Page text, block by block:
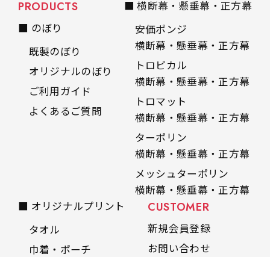
PRODUCTS
■ のぼり
既製のぼり
オリジナルのぼり
ご利用ガイド
よくあるご質問
■ 横断幕・懸垂幕・正方幕
安価ポンジ
横断幕・懸垂幕・正方幕
トロピカル
横断幕・懸垂幕・正方幕
トロマット
横断幕・懸垂幕・正方幕
ターポリン
横断幕・懸垂幕・正方幕
メッシュターポリン
横断幕・懸垂幕・正方幕
■ オリジナルプリント
タオル
巾着・ポーチ
CUSTOMER
新規会員登録
お問い合わせ